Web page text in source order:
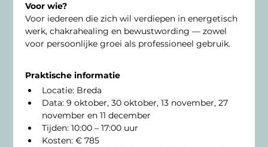
Voor wie?
Voor iedereen die zich wil verdiepen in energetisch
werk, chakrahealing en bewustwording — zowel
voor persoonlijke groei als professioneel gebruik.
Praktische informatie
Locatie: Breda
Data: 9 oktober, 30 oktober, 13 november, 27
november en 11 december
Tijden: 10:00 – 17:00 uur
Kosten: € 785